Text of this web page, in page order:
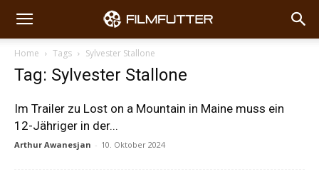
Home Tags Sylvester Stallone
Tag: Sylvester Stallone
Im Trailer zu Lost on a Mountain in Maine muss ein
12-Jähriger in der...
Arthur Awanesjan - 10. Oktober 2024